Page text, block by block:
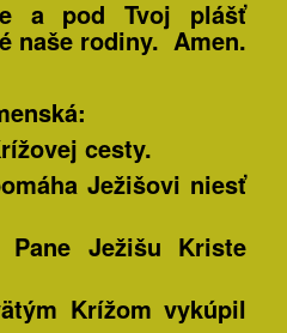
a pod Tvoj plášť
naše rodiny. Amen.
cesty.
Ježišovi niesť
Ježišu Kriste
Krížom vykúpil